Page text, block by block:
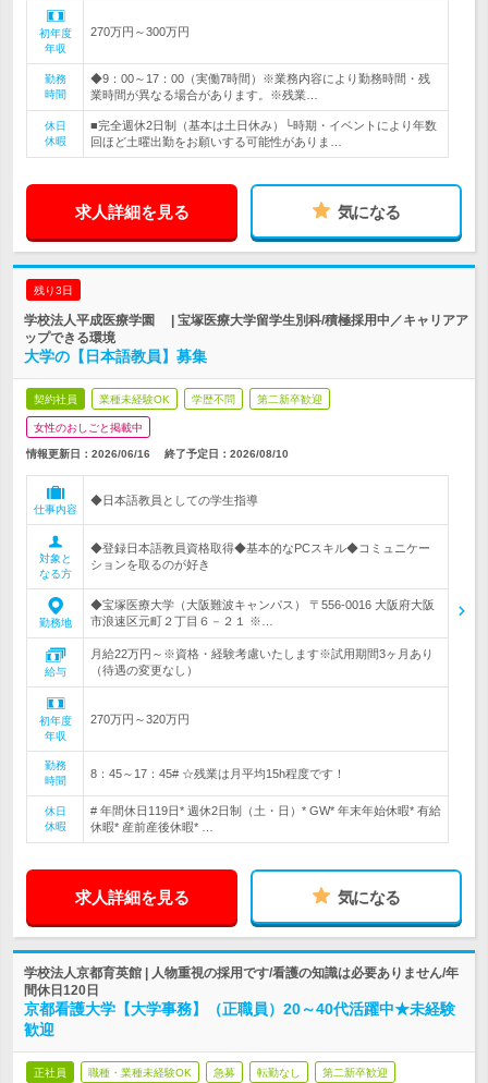
初年度
年収
270万円～300万円
勤務
時間
◆9：00～17：00（実働7時間）※業務内容により勤務時間・残
業時間が異なる場合があります。※残業…
休日
休暇
■完全週休2日制（基本は土日休み）└時期・イベントにより年数
回ほど土曜出勤をお願いする可能性がありま…
求人詳細を見る 気になる
残り3日
学校法人平成医療学園 | 宝塚医療大学留学生別科/積極採用中／キャリアア
ップできる環境
大学の【日本語教員】募集
契約社員 業種未経験OK 学歴不問 第二新卒歓迎
女性のおしごと掲載中
情報更新日：2026/06/16 終了予定日： 2026/08/10
仕事内容
◆日本語教員としての学生指導
対象と
なる方
◆登録日本語教員資格取得◆基本的なPCスキル◆コミュニケー
ションを取るのが好き
勤務地
◆宝塚医療大学（大阪難波キャンパス） 〒556-0016 大阪府大阪
市浪速区元町２丁目６－２１ ※…
給与
月給22万円～※資格・経験考慮いたします※試用期間3ヶ月あり
（待遇の変更なし）
初年度
年収
270万円～320万円
勤務
時間
8：45～17：45# ☆残業は月平均15h程度です！
休日
休暇
# 年間休日119日* 週休2日制（土・日）* GW* 年末年始休暇* 有給
休暇* 産前産後休暇* …
求人詳細を見る 気になる
学校法人京都育英館 | 人物重視の採用です/看護の知識は必要ありません/年
間休日120日
京都看護大学【大学事務】（正職員）20～40代活躍中★未経験
歓迎
正社員 職種・業種未経験OK 急募 転勤なし 第二新卒歓迎